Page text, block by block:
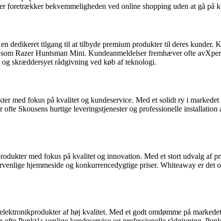
foretrækker bekvemmeligheden ved online shopping uden at gå på
dedikeret tilgang til at tilbyde premium produkter til deres
Razer Huntsman Mini. Kundeanmeldelser fremhæver ofte
skræddersyet rådgivning ved køb af teknologi.
med fokus på kvalitet og kundeservice. Med et solidt ry i
Skousens hurtige leveringstjenester og professionelle
med fokus på kvalitet og innovation. Med et stort udvalg af
hjemmeside og konkurrencedygtige priser. Whiteaway er
af høj kvalitet. Med et godt omdømme på